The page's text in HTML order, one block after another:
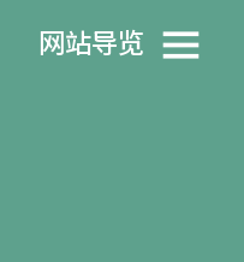
网站导览